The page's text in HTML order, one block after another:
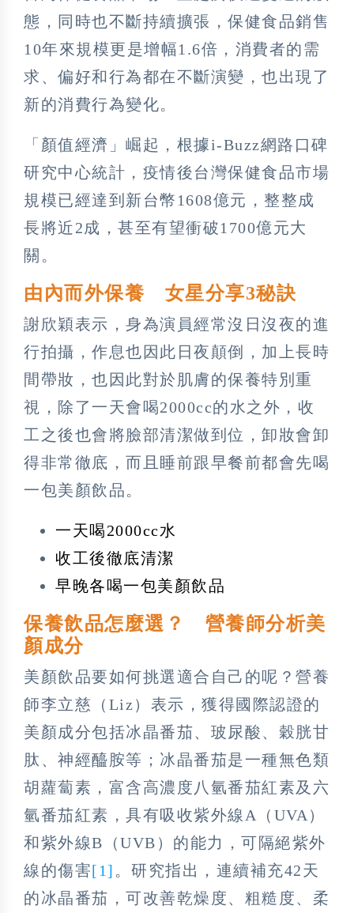
態，同時也不斷持續擴張，保健食品銷售
10年來規模更是增幅1.6倍，消費者的需
求、偏好和行為都在不斷演變，也出現了
新的消費行為變化。
「顏值經濟」崛起，根據i-Buzz網路口碑
研究中心統計，疫情後台灣保健食品市場
規模已經達到新台幣1608億元，整整成
長將近2成，甚至有望衝破1700億元大
關。
由內而外保養 女星分享3秘訣
謝欣穎表示，身為演員經常沒日沒夜的進
行拍攝，作息也因此日夜顛倒，加上長時
間帶妝，也因此對於肌膚的保養特別重
視，除了一天會喝2000cc的水之外，收
工之後也會將臉部清潔做到位，卸妝會卸
得非常徹底，而且睡前跟早餐前都會先喝
一包美顏飲品。
一天喝2000cc水
收工後徹底清潔
早晚各喝一包美顏飲品
保養飲品怎麼選？ 營養師分析美
顏成分
美顏飲品要如何挑選適合自己的呢？營養
師李立慈（Liz）表示，獲得國際認證的
美顏成分包括冰晶番茄、玻尿酸、穀胱甘
肽、神經醯胺等；冰晶番茄是一種無色類
胡蘿蔔素，富含高濃度八氫番茄紅素及六
氫番茄紅素，具有吸收紫外線A（UVA）
和紫外線B（UVB）的能力，可隔絕紫外
線的傷害[1] 。研究指出，連續補充42天
的冰晶番茄，可改善乾燥度、粗糙度、柔